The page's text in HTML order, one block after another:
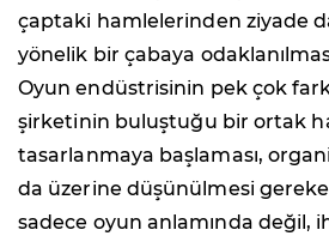
çaptaki hamlelerinden ziyade
yönelik bir çabaya
Oyun endüstrisinin pek çok
şirketinin buluştuğu bir ortak
tasarlanmaya başlaması,
da üzerine düşünülmesi
sadece oyun anlamında değil,